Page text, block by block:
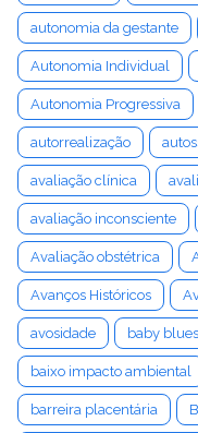
autonomia da gestante
Autonomia Individual
Autonomia Progressiva
autorrealização
avaliação clínica
avaliação inconsciente
Avaliação obstétrica
Avanços Históricos
avosidade baby blues
baixo impacto ambiental
barreira placentária